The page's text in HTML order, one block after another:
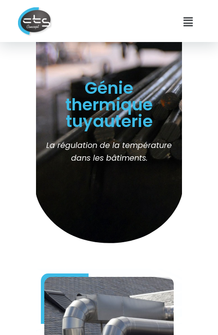
Génie
thermique
tuyauterie
La régulation de la température
dans les bâtiments.